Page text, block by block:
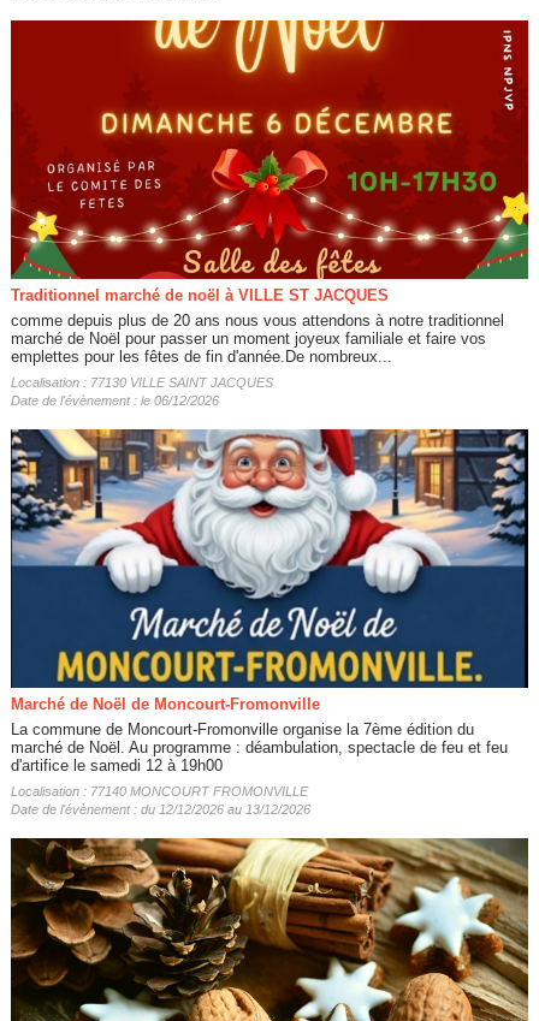
Traditionnel marché de noël à VILLE ST JACQUES
comme depuis plus de 20 ans nous vous attendons à notre traditionnel
marché de Noël pour passer un moment joyeux familiale et faire vos
emplettes pour les fêtes de fin d'année.De nombreux...
Localisation : 77130 VILLE SAINT JACQUES
Date de l'évènement : le 06/12/2026
Marché de Noël de Moncourt-Fromonville
La commune de Moncourt-Fromonville organise la 7ème édition du
marché de Noël. Au programme : déambulation, spectacle de feu et feu
d'artifice le samedi 12 à 19h00
Localisation : 77140 MONCOURT FROMONVILLE
Date de l'évènement : du 12/12/2026 au 13/12/2026